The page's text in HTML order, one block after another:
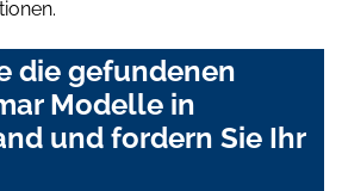
die gefundenen
Modelle in
und fordern Sie Ihr